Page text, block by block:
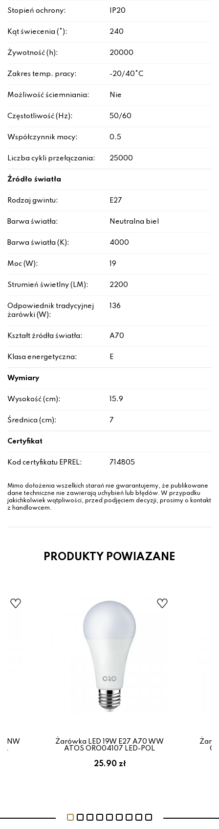
Stopień ochrony: IP20
Kąt świecenia (°): 240
Żywotność (h): 20000
Zakres temp. pracy: -20/40°C
Możliwość ściemniania: Nie
Częstotliwość (Hz): 50/60
Współczynnik mocy: 0.5
Liczba cykli przełączania: 25000
Źródło światła
Rodzaj gwintu: E27
Barwa światła: Neutralna biel
Barwa światła (K): 4000
Moc (W): 19
Strumień świetlny (LM): 2200
Odpowiednik tradycyjnej
żarówki (W):
136
Kształt źródła światła: A70
Klasa energetyczna: E
Wymiary
Wysokość (cm): 15.9
Średnica (cm): 7
Certyfikat
Kod certyfikatu EPREL: 714805
Mimo dołożenia wszelkich starań nie gwarantujemy, że publikowane
dane techniczne nie zawierają uchybień lub błędów. W przypadku
jakichkolwiek wątpliwości, przed podjęciem decyzji, prosimy o kontakt
z handlowcem.
PRODUKTY POWIAZANE
NW
Żarówka LED 19W E27 A70 WW
ATOS ORO04107 LED-POL
25.90 zł